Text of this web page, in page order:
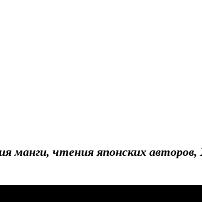
манги, чтения японских авторов,